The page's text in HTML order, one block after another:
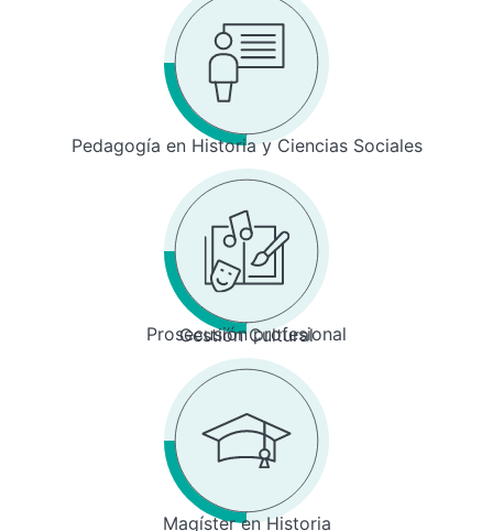
Pedagogía en Historia y Ciencias Sociales
Prosecusión profesional
Gestión Cultural
Magíster en Historia